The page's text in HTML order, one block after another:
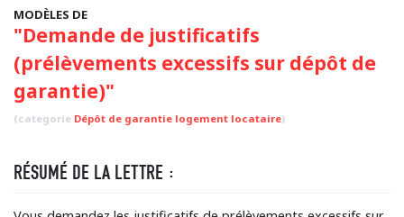
MODÈLES DE
"Demande de justificatifs
(prélèvements excessifs sur dépôt de
garantie)"
(categorie Dépôt de garantie logement locataire)
RÉSUMÉ DE LA LETTRE :